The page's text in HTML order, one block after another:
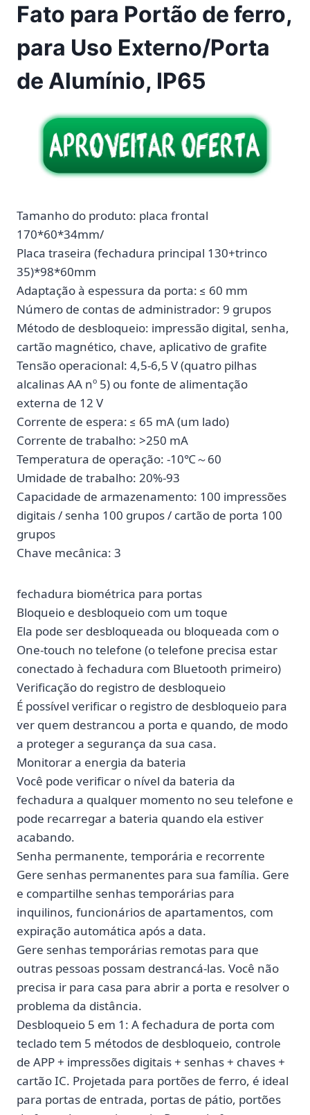
Fato para Portão de ferro,
para Uso Externo/Porta
de Alumínio, IP65
Tamanho do produto: placa frontal
170*60*34mm/
Placa traseira (fechadura principal 130+trinco
35)*98*60mm
Adaptação à espessura da porta: ≤ 60 mm
Número de contas de administrador: 9 grupos
Método de desbloqueio: impressão digital, senha,
cartão magnético, chave, aplicativo de grafite
Tensão operacional: 4,5-6,5 V (quatro pilhas
alcalinas AA nº 5) ou fonte de alimentação
externa de 12 V
Corrente de espera: ≤ 65 mA (um lado)
Corrente de trabalho: >250 mA
Temperatura de operação: -10℃～60
Umidade de trabalho: 20%-93
Capacidade de armazenamento: 100 impressões
digitais / senha 100 grupos / cartão de porta 100
grupos
Chave mecânica: 3
fechadura biométrica para portas
Bloqueio e desbloqueio com um toque
Ela pode ser desbloqueada ou bloqueada com o
One-touch no telefone (o telefone precisa estar
conectado à fechadura com Bluetooth primeiro)
Verificação do registro de desbloqueio
É possível verificar o registro de desbloqueio para
ver quem destrancou a porta e quando, de modo
a proteger a segurança da sua casa.
Monitorar a energia da bateria
Você pode verificar o nível da bateria da
fechadura a qualquer momento no seu telefone e
pode recarregar a bateria quando ela estiver
acabando.
Senha permanente, temporária e recorrente
Gere senhas permanentes para sua família. Gere
e compartilhe senhas temporárias para
inquilinos, funcionários de apartamentos, com
expiração automática após a data.
Gere senhas temporárias remotas para que
outras pessoas possam destrancá-las. Você não
precisa ir para casa para abrir a porta e resolver o
problema da distância.
Desbloqueio 5 em 1: A fechadura de porta com
teclado tem 5 métodos de desbloqueio, controle
de APP + impressões digitais + senhas + chaves +
cartão IC. Projetada para portões de ferro, é ideal
para portas de entrada, portas de pátio, portões